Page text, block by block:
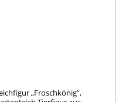
„Froschkönig”,